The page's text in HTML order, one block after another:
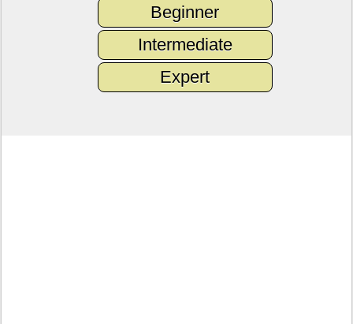
Beginner
Intermediate
Expert